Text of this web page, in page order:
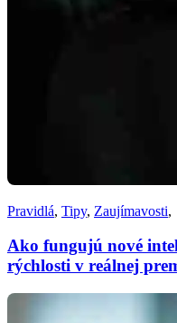
Pravidlá, Tipy, Zaujímavosti,
Ako fungujú nové
rýchlosti v reálnej